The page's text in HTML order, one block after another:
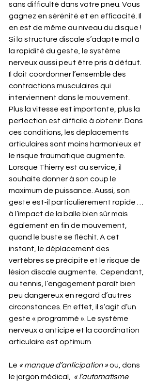
sans difficulté dans votre pneu. Vous
gagnez en sérénité et en efficacité. Il
en est de même au niveau du disque !
Si la structure discale s’adapte mal à
la rapidité du geste, le système
nerveux aussi peut être pris à défaut.
Il doit coordonner l’ensemble des
contractions musculaires qui
interviennent dans le mouvement.
Plus la vitesse est importante, plus la
perfection est difficile à obtenir. Dans
ces conditions, les déplacements
articulaires sont moins harmonieux et
le risque traumatique augmente.
Lorsque Thierry est au service, il
souhaite donner à son coup le
maximum de puissance. Aussi, son
geste est-il particulièrement rapide …
à l’impact de la balle bien sûr mais
également en fin de mouvement,
quand le buste se fléchit. A cet
instant, le déplacement des
vertèbres se précipite et le risque de
lésion discale augmente.  Cependant,
au tennis, l’engagement paraît bien
peu dangereux en regard d’autres
circonstances. En effet, il s’agit d’un
geste « programmé ». Le système
nerveux a anticipé et la coordination
articulaire est optimum.
Le « manque d’anticipation » ou, dans
le jargon médical, « l’automatisme